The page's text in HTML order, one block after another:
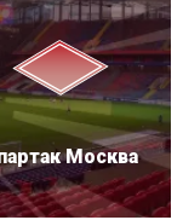
Москва